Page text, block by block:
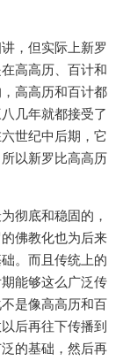
，但实际上新罗
高高历、百计和
高高历和百计都
几年就都接受了
世纪中后期，它
以新罗比高高历
彻底和稳固的，
佛教化也为后来
。而且传统上的
能够这么广泛传
是像高高历和百
后再往下传播到
的基础，然后再